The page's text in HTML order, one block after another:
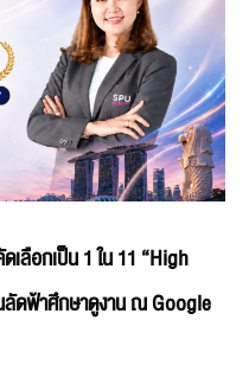
เลือกเป็น 1 ใน 11 “High
ดฟ้าศึกษาดูงาน ณ Google